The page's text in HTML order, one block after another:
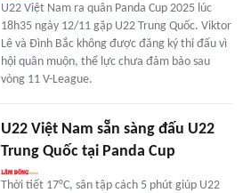
U22 Việt Nam ra quân Panda Cup 2025 lúc
18h35 ngày 12/11 gặp U22 Trung Quốc. Viktor
Lê và Đình Bắc không được đăng ký thi đấu vì
hội quân muộn, thể lực chưa đảm bảo sau
vòng 11 V-League.
U22 Việt Nam sẵn sàng đấu U22
Trung Quốc tại Panda Cup
Thời tiết 17°C, sân tập cách 5 phút giúp U22